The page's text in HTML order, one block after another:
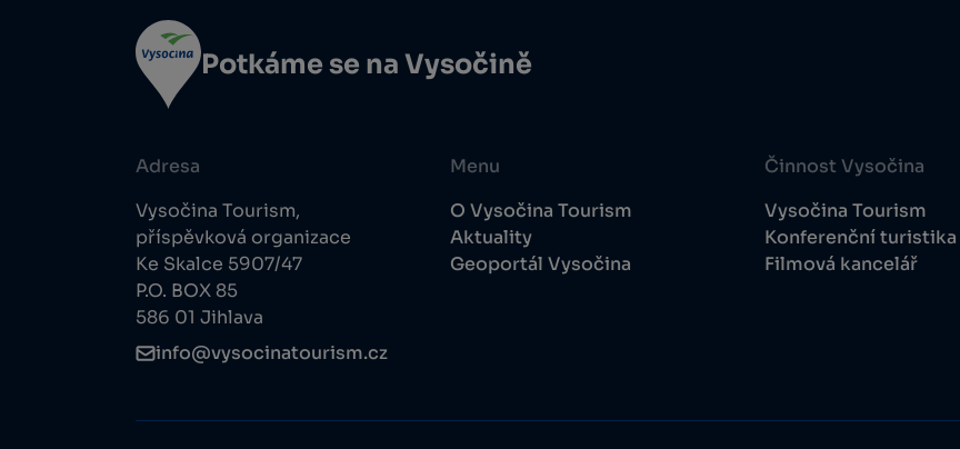
Potkáme se na Vysočině
Adresa
Vysočina Tourism,
příspěvková organizace
Ke Skalce 5907/47
P.O. BOX 85
586 01 Jihlava
info@vysocinatourism.cz
Menu
O Vysočina Tourism
Aktuality
Geoportál Vysočina
Činnost Vysočina
Vysočina Tourism
Konferenční turistika
Filmová kancelář